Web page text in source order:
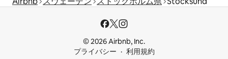
© 2026 Airbnb, Inc.
プライバシー
利用規約